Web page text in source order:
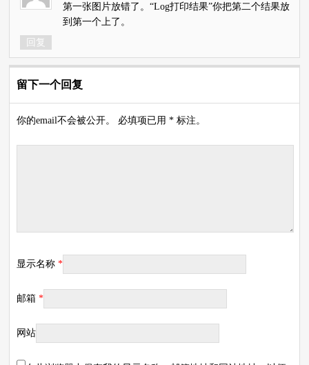
第一张图片放错了。“Log打印结果”你把第二个结果放
到第一个上了。
回复
留下一个回复
你的email不会被公开。 必填项已用 * 标注。
显示名称*
邮箱*
网站